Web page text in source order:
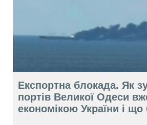
Експортна блокада. Як
портів Великої Одеси
економікою України і що